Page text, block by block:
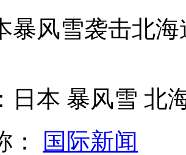
的最后7个日夜
风雪袭击北海
日本 暴风雪 北
：
国际新闻